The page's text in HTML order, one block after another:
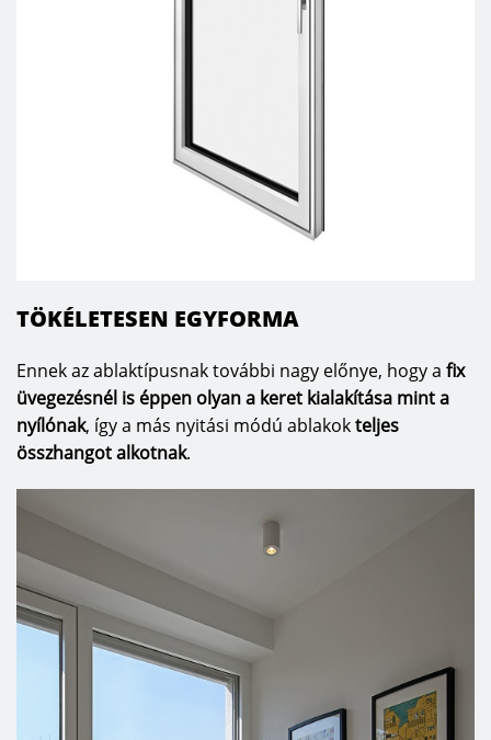
TÖKÉLETESEN EGYFORMA
Ennek az ablaktípusnak további nagy előnye, hogy a fix
üvegezésnél is éppen olyan a keret kialakítása mint a
nyílónak, így a más nyitási módú ablakokteljes
összhangot alkotnak.